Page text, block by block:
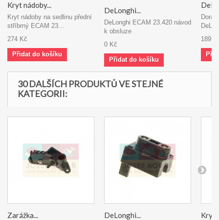
Kryt nádoby...
Kryt nádoby na sedlinu přední
stříbrný ECAM 23...
274 Kč
Přidat do košíku
DeLonghi...
DeLonghi ECAM 23.420 návod
k obsluze
0 Kč
Přidat do košíku
189
30 DALŠÍCH PRODUKTŮ VE STEJNÉ
KATEGORII:
Zarážka... DeLonghi... Kryt